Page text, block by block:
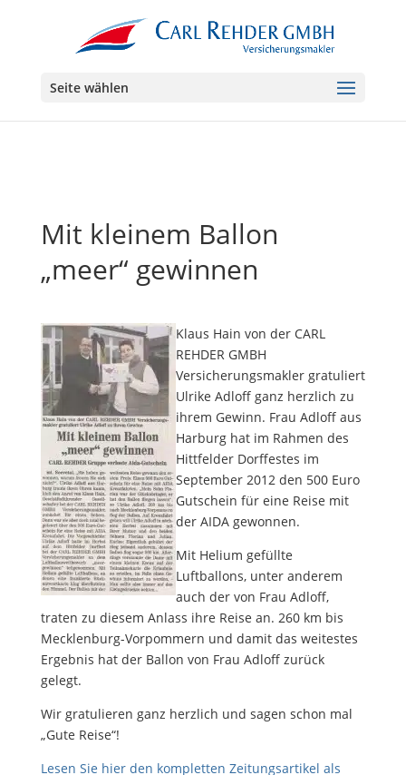
Seite wählen
Mit kleinem Ballon
„meer“ gewinnen
Klaus Hain von der CARL
REHDER GMBH
Versicherungsmakler gratuliert
Ulrike Adloff ganz herzlich zu
ihrem Gewinn. Frau Adloff aus
Harburg hat im Rahmen des
Hittfelder Dorffestes im
September 2012 den 500 Euro
Gutschein für eine Reise mit
der AIDA gewonnen.
Mit Helium gefüllte
Luftballons, unter anderem
auch der von Frau Adloff,
traten zu diesem Anlass ihre Reise an. 260 km bis
Mecklenburg-Vorpommern und damit das weitestes
Ergebnis hat der Ballon von Frau Adloff zurück
gelegt.
Wir gratulieren ganz herzlich und sagen schon mal
„Gute Reise“!
Lesen Sie hier den kompletten Zeitungsartikel als